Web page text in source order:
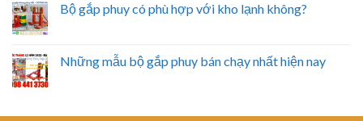
Bộ gắp phuy có phù hợp với kho lạnh không?
Những mẫu bộ gắp phuy bán chạy nhất hiện nay